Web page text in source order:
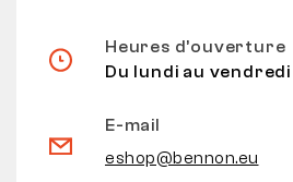
Heures d’ouverture
Du lundi au vendredi
E-mail
eshop@bennon.eu